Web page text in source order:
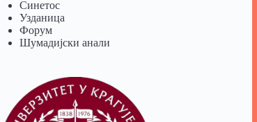
Синетос
Узданица
Форум
Шумадијски анали